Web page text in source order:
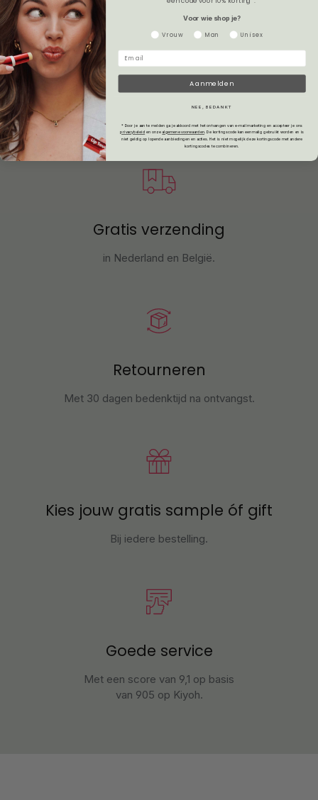
Leaflet
Veelgestelde vragen
Gratis verzending
in Nederland en België.
Retourneren
Met 30 dagen bedenktijd na ontvangst.
Kies jouw gratis sample óf gift
Bij iedere bestelling.
Goede service
Met een score van 9,1 op basis
van 905 op Kiyoh.
Voor wie shop je?
Gender
Vrouw Man Unisex
Aanmelden
NEE, BEDANKT
* Door je aan te melden ga je akkoord met het ontvangen van e-mailmarketing en accepteer je ons
privacybeleid en onze algemene voorwaarden .De kortingscode kan eenmalig gebruikt worden en is
niet geldig op lopende aanbiedingen en acties. Het is niet mogelijk deze kortingscode met andere
kortingscodes te combineren.